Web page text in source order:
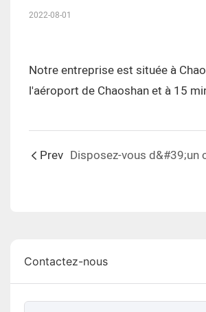
2022-08-01
Notre entreprise est située à
l'aéroport de Chaoshan et à 15
Prev
Contactez-nous